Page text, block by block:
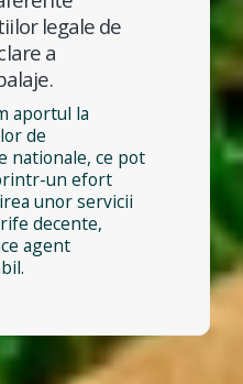
legale de
a
aportul la
de
nationale, ce pot
un efort
unor servicii
decente,
agent